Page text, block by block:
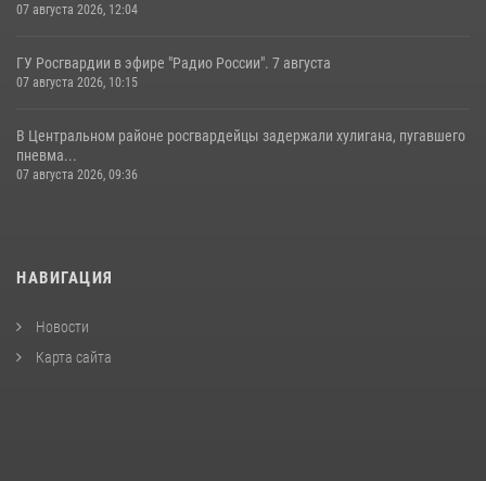
07 августа 2026, 12:04
ГУ Росгвардии в эфире "Радио России". 7 августа
07 августа 2026, 10:15
В Центральном районе росгвардейцы задержали хулигана, пугавшего
пневма...
07 августа 2026, 09:36
НАВИГАЦИЯ
Новости
Карта сайта